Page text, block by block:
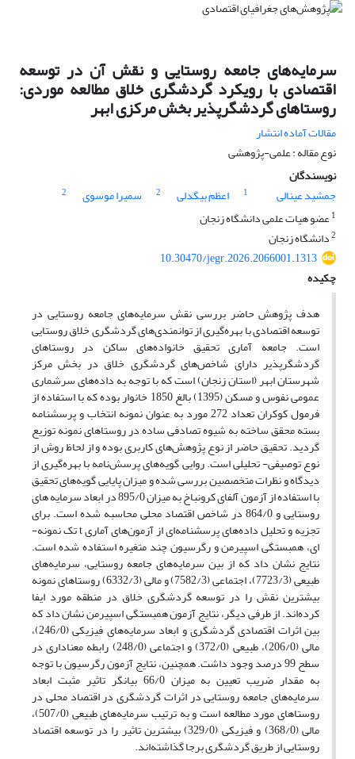
سرمایه‌های جامعه روستایی و نقش آن در توسعه
اقتصادی با رویکرد گردشگری خلاق مطالعه موردی:
روستاهای گردشگرپذیر بخش مرکزی ابهر
مقالات آماده انتشار
نوع مقاله : علمی-پژوهشی
نویسندگان
جمشید عینالی
1 اعظم بیگدلی 2 سمیرا موسوی
2
1عضو هیات علمی دانشگاه زنجان
2دانشگاه زنجان
10.30470/jegr.2026.2066001.1313
چکیده
هدف پژوهش حاضر بررسی نقش سرمایه‌های جامعه روستایی در
توسعه اقتصادی با بهره‌گیری از توانمندی‌های گردشگری خلاق روستایی
است. جامعه آماری تحقیق خانواده‌های ساکن در روستاهای
گردشگرپذیر دارای شاخص‌های گردشگری خلاق در بخش مرکز
شهرستان‌ ابهر (استان زنجان) است که با توجه به داده‌های سرشماری
عمومی نفوس و مسکن (1395) بالغ 1850 خانوار بوده که با استفاده از
فرمول کوکران تعداد 272 مورد به عنوان نمونه انتخاب و پرسشنامه
بسته محقق ساخته به شیوه تصادفی ساده در روستاهای نمونه توزیع
گردید. تحقیق حاضر از نوع پژوهش‌های کاربری بوده و از لحاظ روش از
نوع توصیفی- تحلیلی است. روایی گویه‌های پرسش‌نامه با بهره‌گیری از
دیدگاه و نظرات متخصصین بررسی شده و میزان پایایی گویه‌های تحقیق
با استفاده از آزمون آلفای کرونباخ به میزان 895/0 در ابعاد سرمایه های
روستایی و 864/0 در شاخص اقتصاد محلی محاسبه شده است. برای
تجزیه و تحلیل داده‌های پرسشنامه‌ای از آزمون‌های آماری t تک نمونه-
ای، همبستگی اسپیرمن و رگرسیون چند متغیره استفاده شده است.
نتایج نشان داد که از بین سرمایه‌های جامعه روستایی، سرمایه‌های
طبیعی (7723/3)، اجتماعی (7582/3) و مالی (6332/3) روستاهای نمونه
بیشترین نقش را در توسعه گردشگری خلاق در منطقه مورد ایفا
کرده‌اند. از طرفی دیگر، نتایج آزمون همبستگی اسپیرمن نشان داد که
بین اثرات اقتصادی گردشگری و ابعاد سرمایه‌های فیزیکی (246/0)،
مالی (206/0)، طبیعی (372/0) و اجتماعی (248/0) رابطه معناداری در
سطح 99 درصد وجود داشت. همچنین، نتایج آزمون رگرسیون با توجه
به مقدار ضریب تعیین به میزان 66/0 بیانگر تاثیر مثبت ابعاد
سرمایه‌های جامعه روستایی در اثرات گردشگری در اقتصاد محلی در
روستاهای مورد مطالعه است و به ترتیب سرمایه‌های طبیعی (507/0)،
مالی (368/0) و فیزیکی (329/0) بیشترین تاثیر را در توسعه اقتصاد
روستایی از طریق گردشگری برجا گذاشته‌اند.